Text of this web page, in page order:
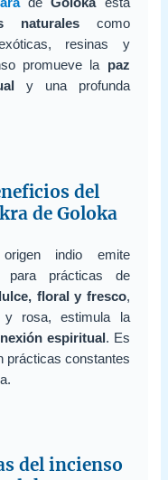
naturalescomo
resinas y
promueve la paz
y una profunda
del
de Goloka
indio emite
para prácticas de
floral y fresco,
y rosa, estimula la
espiritual . Es
prácticas constantes
del incienso